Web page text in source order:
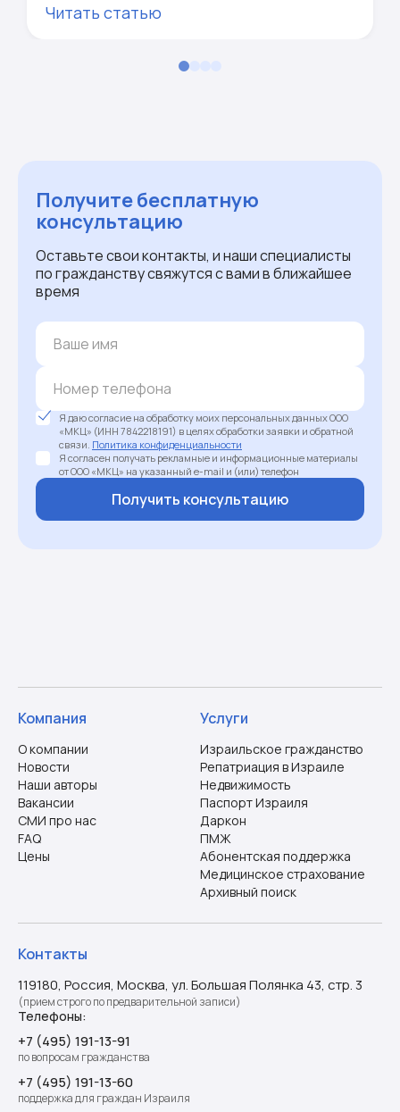
Читать статью
Получите бесплатную
консультацию
Оставьте свои контакты, и наши специалисты
по гражданству свяжутся с вами в ближайшее
время
Я даю согласие на обработку моих персональных данных ООО
«МКЦ» (ИНН 7842218191) в целях обработки заявки и обратной
связи. Политика конфиденциальности
Я согласен получать рекламные и информационные материалы
от ООО «МКЦ» на указанный e-mail и (или) телефон
Получить консультацию
Компания
О компании
Новости
Наши авторы
Вакансии
СМИ про нас
FAQ
Цены
Услуги
Израильское гражданство
Репатриация в Израиле
Недвижимость
Паспорт Израиля
Даркон
ПМЖ
Абонентская поддержка
Медицинское страхование
Архивный поиск
Контакты
119180, Россия, Москва, ул. Большая Полянка 43, стр. 3
(прием строго по предварительной записи)
Телефоны:
+7 (495) 191-13-91
по вопросам гражданства
+7 (495) 191-13-60
поддержка для граждан Израиля